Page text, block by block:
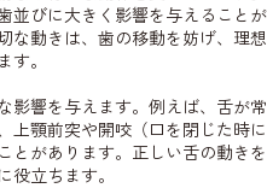
並びに大きく影響を与えることが
な動きは、歯の移動を妨げ、理想
。
影響を与えます。例えば、舌が常
上顎前突や開咬（口を閉じた時に
とがあります。正しい舌の動きを
立ちます。